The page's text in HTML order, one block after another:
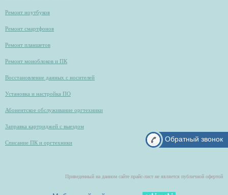
Обратный звонок
Ремонт ноутбуков
Ремонт смартфонов
Ремонт планшетов
Ремонт моноблоков и ПК
Восстановление данных с носителей
Установка и настройка ПО
Абонентское обслуживание оргтехники
Заправка картриджей с выездом
Списание ПК и оргтехники
Приведенный на данном сайте прайс-лист не является публичной офертой